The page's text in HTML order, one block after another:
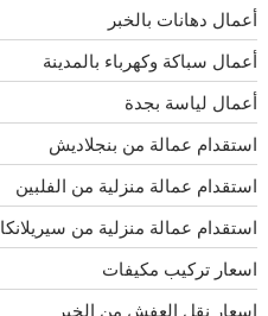
أعمال دهانات بالخبر
أعمال سباكة وكهرباء بالمدينة
أعمال لياسة بجدة
استقدام عمالة من بنجلاديش
استقدام عمالة منزلية من الفلبين
استقدام عمالة منزلية من سيريلانكا
اسعار تركيب مكيفات
اسعار نقل العفش من الخبر